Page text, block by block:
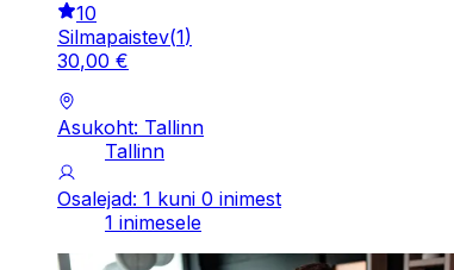
10
Silmapaistev(1)
30,00 €
Asukoht: Tallinn
Tallinn
Osalejad: 1 kuni 0 inimest
1 inimesele